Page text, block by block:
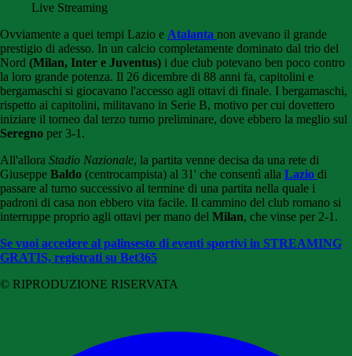
Live Streaming
Ovviamente a quei tempi Lazio e Atalanta non avevano il grande
prestigio di adesso. In un calcio completamente dominato dal trio del
Nord (Milan, Inter e Juventus) i due club potevano ben poco contro
la loro grande potenza. Il 26 dicembre di 88 anni fa, capitolini e
bergamaschi si giocavano l'accesso agli ottavi di finale. I bergamaschi,
rispetto ai capitolini, militavano in Serie B, motivo per cui dovettero
iniziare il torneo dal terzo turno preliminare, dove ebbero la meglio sul
Seregno per 3-1.
All'allora Stadio Nazionale, la partita venne decisa da una rete di
Giuseppe Baldo (centrocampista) al 31' che consentì alla Lazio di
passare al turno successivo al termine di una partita nella quale i
padroni di casa non ebbero vita facile. Il cammino del club romano si
interruppe proprio agli ottavi per mano del Milan, che vinse per 2-1.
Se vuoi accedere al palinsesto di eventi sportivi in STREAMING
GRATIS, registrati su Bet365
© RIPRODUZIONE RISERVATA